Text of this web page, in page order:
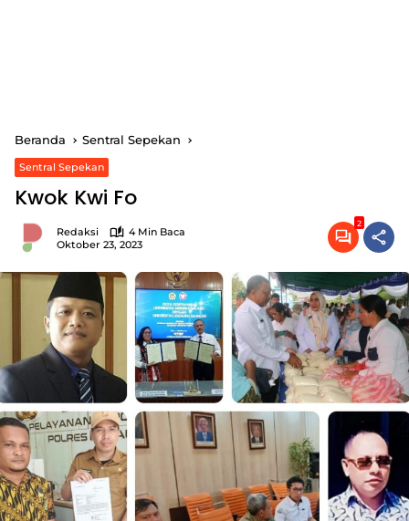
Beranda Sentral Sepekan
Sentral Sepekan
Kwok Kwi Fo
Redaksi
4 Min Baca
Oktober 23, 2023
2